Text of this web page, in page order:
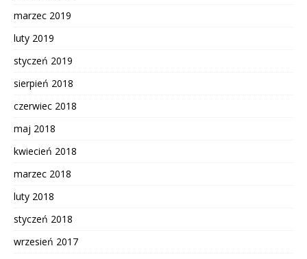
marzec 2019
luty 2019
styczeń 2019
sierpień 2018
czerwiec 2018
maj 2018
kwiecień 2018
marzec 2018
luty 2018
styczeń 2018
wrzesień 2017